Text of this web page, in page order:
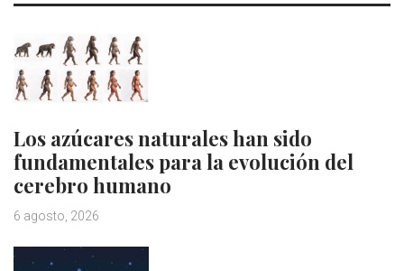
Los azúcares naturales han sido
fundamentales para la evolución del
cerebro humano
6 agosto, 2026